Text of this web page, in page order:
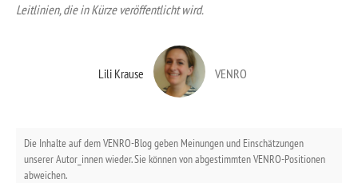
Leitlinien, die in Kürze veröffentlicht wird.
Lili Krause VENRO
Die Inhalte auf dem VENRO-Blog geben Meinungen und Einschätzungen
unserer Autor_innen wieder. Sie können von abgestimmten VENRO-Positionen
abweichen.